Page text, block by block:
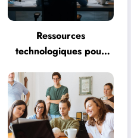
Ressources
technologiques pour
Webmaster :
formation, salaire et
journée type expliqués